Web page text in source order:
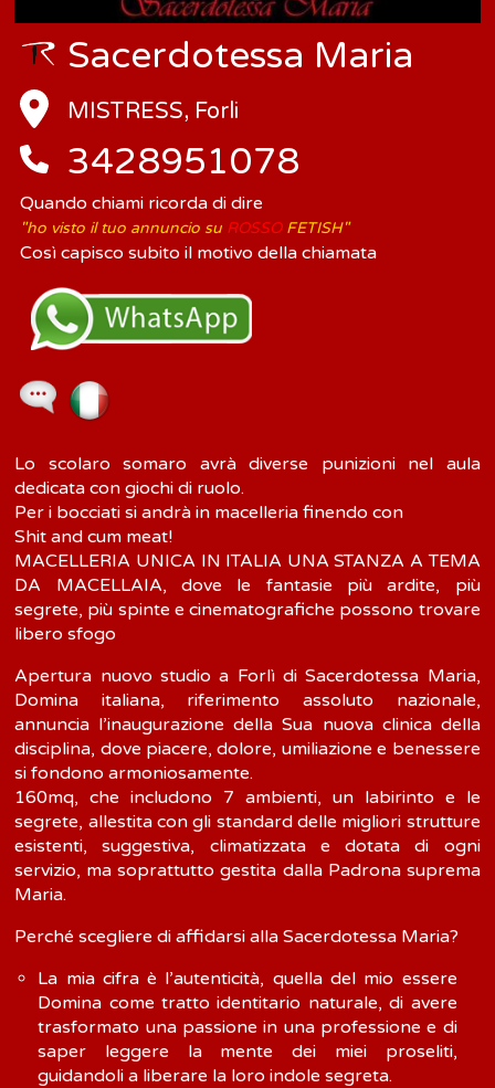
Sacerdotessa Maria
MISTRESS, Forli
3428951078
Quando chiami ricorda di dire
"ho visto il tuo annuncio su ROSSO FETISH"
Così capisco subito il motivo della chiamata
Lo scolaro somaro avrà diverse punizioni nel aula
dedicata con giochi di ruolo.
Per i bocciati si andrà in macelleria finendo con
Shit and cum meat!
MACELLERIA UNICA IN ITALIA UNA STANZA A TEMA
DA MACELLAIA, dove le fantasie più ardite, più
segrete, più spinte e cinematografiche possono trovare
libero sfogo
Apertura nuovo studio a Forlì di Sacerdotessa Maria,
Domina italiana, riferimento assoluto nazionale,
annuncia l’inaugurazione della Sua nuova clinica della
disciplina, dove piacere, dolore, umiliazione e benessere
si fondono armoniosamente.
160mq, che includono 7 ambienti, un labirinto e le
segrete, allestita con gli standard delle migliori strutture
esistenti, suggestiva, climatizzata e dotata di ogni
servizio, ma soprattutto gestita dalla Padrona suprema
Maria.
Perché scegliere di affidarsi alla Sacerdotessa Maria?
La mia cifra è l’autenticità, quella del mio essere
Domina come tratto identitario naturale, di avere
trasformato una passione in una professione e di
saper leggere la mente dei miei proseliti,
guidandoli a liberare la loro indole segreta.